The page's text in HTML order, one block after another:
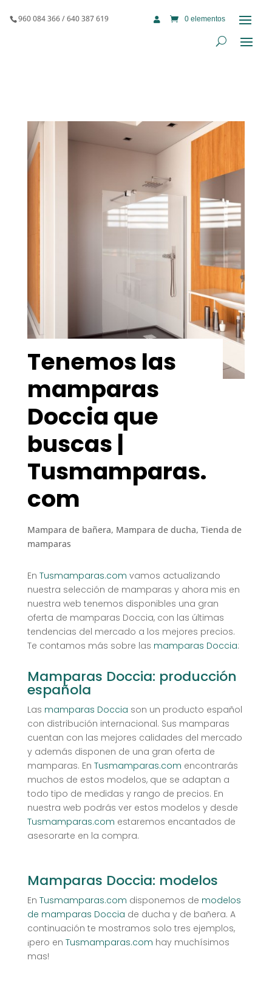
960 084 366 / 640 387 619 0 elementos

Tenemos las
mamparas
Doccia que
buscas |
Tusmamparas.
com
Mampara de bañera, Mampara de ducha, Tienda de
mamparas
En Tusmamparas.com vamos actualizando
nuestra selección de mamparas y ahora mis en
nuestra web tenemos disponibles una gran
oferta de mamparas Doccia, con las últimas
tendencias del mercado a los mejores precios.
Te contamos más sobre las mamparas Doccia:
Mamparas Doccia: producción
española
Las mamparas Doccia son un producto español
con distribución internacional. Sus mamparas
cuentan con las mejores calidades del mercado
y además disponen de una gran oferta de
mamparas. En Tusmamparas.com encontrarás
muchos de estos modelos, que se adaptan a
todo tipo de medidas y rango de precios. En
nuestra web podrás ver estos modelos y desde
Tusmamparas.com estaremos encantados de
asesorarte en la compra.
Mamparas Doccia: modelos
En Tusmamparas.com disponemos de modelos
de mamparas Doccia de ducha y de bañera. A
continuación te mostramos solo tres ejemplos,
¡pero en Tusmamparas.com hay muchísimos
mas!